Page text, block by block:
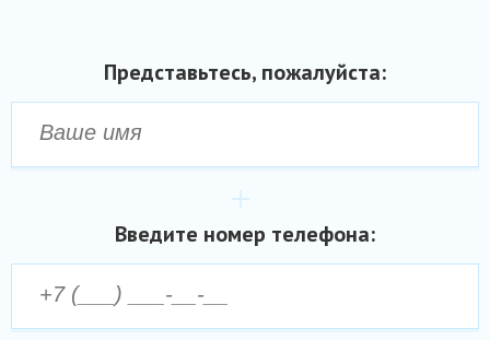
Представьтесь, пожалуйста:
Введите номер телефона: